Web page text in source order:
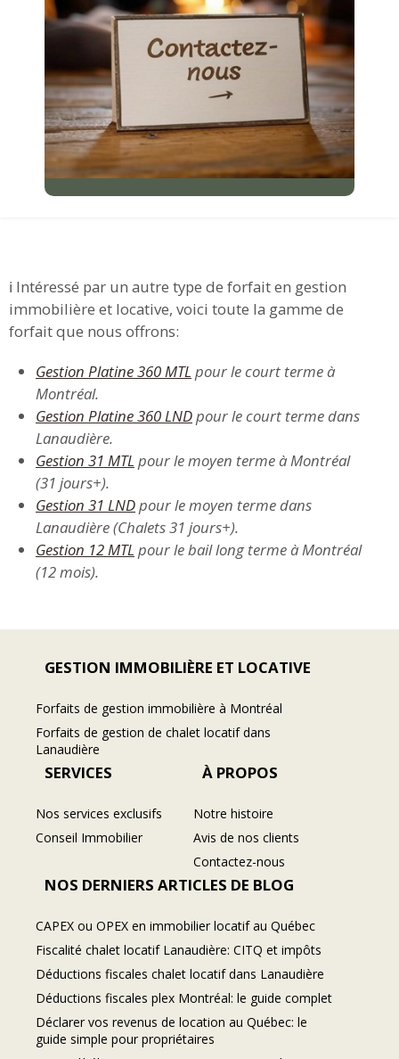
ℹ️ Intéressé par un autre type de forfait en gestion
immobilière et locative, voici toute la gamme de
forfait que nous offrons:
Gestion Platine 360 MTL pour le court terme à
Montréal.
Gestion Platine 360 LNDpour le court terme dans
Lanaudière.
Gestion 31 MTL pour le moyen terme à Montréal
(31 jours+).
Gestion 31 LNDpour le moyen terme dans
Lanaudière (Chalets 31 jours+).
Gestion 12 MTL pour le bail long terme à Montréal
(12 mois).
GESTION IMMOBILIÈRE ET LOCATIVE
Forfaits de gestion immobilière à Montréal
Forfaits de gestion de chalet locatif dans
Lanaudière
SERVICES
Nos services exclusifs
Conseil Immobilier
À PROPOS
Notre histoire
Avis de nos clients
Contactez-nous
NOS DERNIERS ARTICLES DE BLOG
CAPEX ou OPEX en immobilier locatif au Québec
Fiscalité chalet locatif Lanaudière: CITQ et impôts
Déductions fiscales chalet locatif dans Lanaudière
Déductions fiscales plex Montréal: le guide complet
Déclarer vos revenus de location au Québec: le
guide simple pour propriétaires